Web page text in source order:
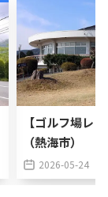
【ゴルフ場レ
（熱海市）
2026-05-24